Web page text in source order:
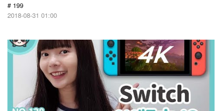
# 199
2018-08-31 01:00